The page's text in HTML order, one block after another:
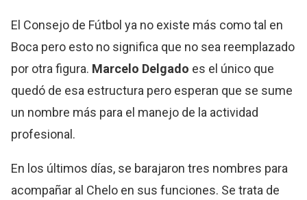
El Consejo de Fútbol ya no existe más como tal en
Boca pero esto no significa que no sea reemplazado
por otra figura. Marcelo Delgado es el único que
quedó de esa estructura pero esperan que se sume
un nombre más para el manejo de la actividad
profesional.
En los últimos días, se barajaron tres nombres para
acompañar al Chelo en sus funciones. Se trata de